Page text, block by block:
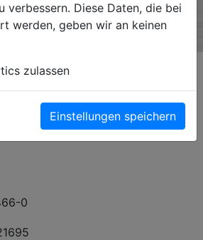
Sachsen-Anhalt
0
verbessern. Diese Daten, die bei
werden, geben wir an keinen
zulassen
Einstellungen speichern